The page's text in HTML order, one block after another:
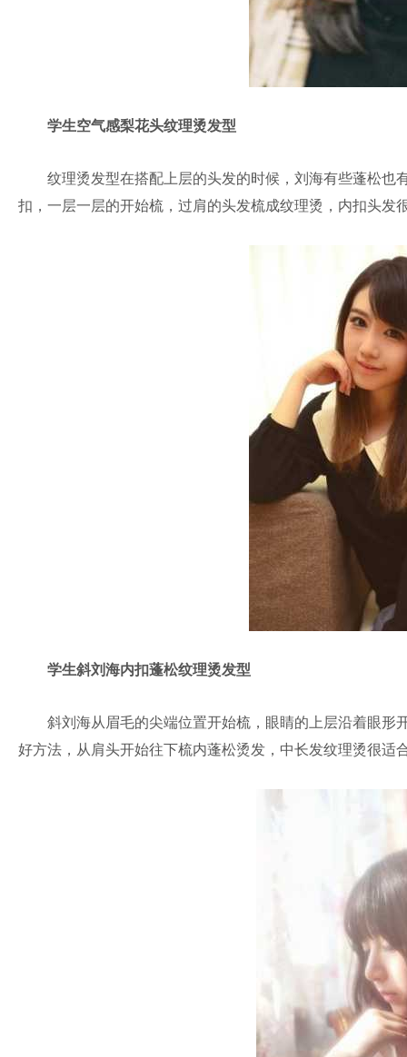
学生空气感梨花头纹理烫发型
纹理烫发型在搭配上层的头发的时候，刘海有些蓬松也
扣，一层一层的开始梳，过肩的头发梳成纹理烫，内扣头发
学生斜刘海内扣蓬松纹理烫发型
斜刘海从眉毛的尖端位置开始梳，眼睛的上层沿着眼形
好方法，从肩头开始往下梳内蓬松烫发，中长发纹理烫很适